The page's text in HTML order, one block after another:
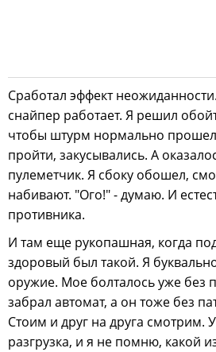
Сработал эффект
снайпер работает. Я решил
чтобы штурм нормально
пройти, закусывались. А
пулеметчик. Я сбоку обошел,
набивают. "Ого!" - думаю. И
противника.
И там еще рукопашная, когда
здоровый был такой. Я
оружие. Мое болталось уже без
забрал автомат, а он тоже без
Стоим и друг на друга смотрим.
разгрузка, и я не помню, какой